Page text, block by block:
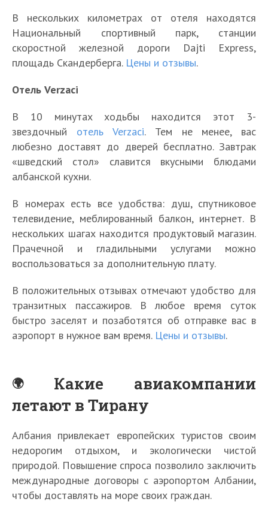
В нескольких километрах от отеля находятся
Национальный спортивный парк, станции
скоростной железной дороги Dajti Express,
площадь Скандерберга. Цены и отзывы.
Отель Verzaci
В 10 минутах ходьбы находится этот 3-
звездочный отель Verzaci. Тем не менее, вас
любезно доставят до дверей бесплатно. Завтрак
«шведский стол» славится вкусными блюдами
албанской кухни.
В номерах есть все удобства: душ, спутниковое
телевидение, меблированный балкон, интернет. В
нескольких шагах находится продуктовый магазин.
Прачечной и гладильными услугами можно
воспользоваться за дополнительную плату.
В положительных отзывах отмечают удобство для
транзитных пассажиров. В любое время суток
быстро заселят и позаботятся об отправке вас в
аэропорт в нужное вам время. Цены и отзывы.
Какие авиакомпании
летают в Тирану
Албания привлекает европейских туристов своим
недорогим отдыхом, и экологически чистой
природой. Повышение спроса позволило заключить
международные договоры с аэропортом Албании,
чтобы доставлять на море своих граждан.